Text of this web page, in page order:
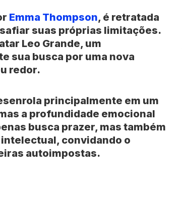
Emma Thompson, é retratada
suas próprias limitações.
Leo Grande, um
sua busca por uma nova
redor.
principalmente em um
a profundidade emocional
busca prazer, mas também
convidando o
autoimpostas.